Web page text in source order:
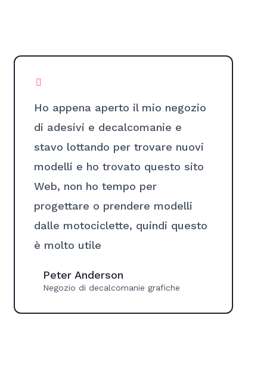
Ho appena aperto il mio negozio
di adesivi e decalcomanie e
stavo lottando per trovare nuovi
modelli e ho trovato questo sito
Web, non ho tempo per
progettare o prendere modelli
dalle motociclette, quindi questo
è molto utile
Peter Anderson
Negozio di decalcomanie grafiche